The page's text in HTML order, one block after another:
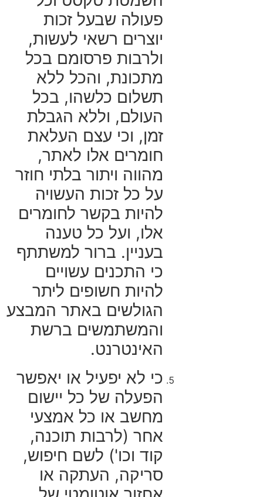
פעולה שבעל זכות
יוצרים רשאי לעשות,
ולרבות פרסומם בכל
מתכונת, והכל ללא
תשלום כלשהו, בכל
העולם, וללא הגבלת
זמן, וכי עצם העלאת
חומרים אלו לאתר,
מהווה ויתור בלתי חוזר
על כל זכות העשויה
להיות בקשר לחומרים
אלו, ועל כל טענה
בעניין. ברור למשתתף
כי התכנים עשויים
להיות חשופים ליתר
הגולשים באתר המבצע
והמשתמשים ברשת
האינטרנט.
כי לא יפעיל או יאפשר
הפעלה של כל יישום
מחשב או כל אמצעי
אחר (לרבות תוכנה,
קוד וכו') לשם חיפוש,
סריקה, העתקה או